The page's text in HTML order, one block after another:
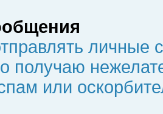
личные
получаю
или